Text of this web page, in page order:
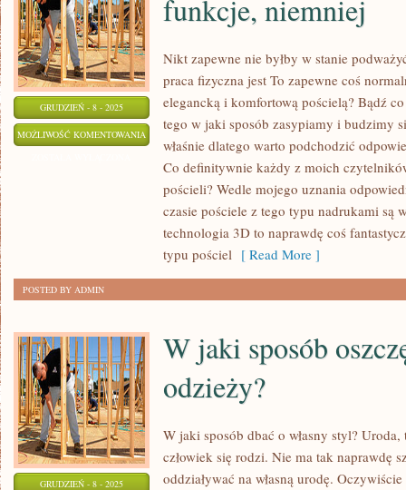
GRUDZIEŃ - 8 - 2025
MOŻLIWOŚĆ KOMENTOWANIA ODZIEŻ
funkcje, niemniej
Nikt zapewne nie byłby w stanie
praca fizyczna jest To zapewne coś
elegancką i komfortową pościelą? Bądź
tego w jaki sposób zasypiamy i budzimy
właśnie dlatego warto podchodzić
Co definitywnie każdy z moich
pościeli? Wedle mojego uznania
czasie pościele z tego typu nadrukami są
technologia 3D to naprawdę coś
typu pościel [ Read More ]
POSTED BY ADMIN
GRUDZIEŃ - 8 - 2025
W jaki sposób
odzieży?
W jaki sposób dbać o własny styl?
człowiek się rodzi. Nie ma tak naprawdę
oddziaływać na własną urodę.